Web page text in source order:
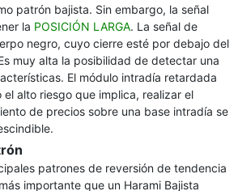
patrón bajista. Sin embargo, la señal
la POSICIÓN LARGA. La señal de
negro, cuyo cierre esté por debajo del
muy alta la posibilidad de detectar una
El módulo intradía retardada
alto riesgo que implica, realizar el
de precios sobre una base intradía se
patrones de reversión de tendencia
importante que un Harami Bajista